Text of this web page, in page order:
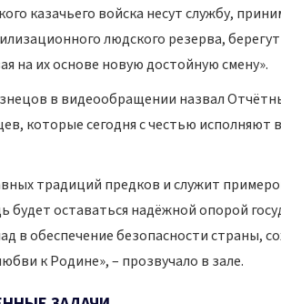
казачьего войска несут службу,
людского резерва,
на их основе новую достойную смену».
в видеообращении назвал
которые сегодня с честью исполняют
традиций предков и служит
оставаться надёжной опорой
в обеспечение безопасности страны,
к Родине», – прозвучало в зале.